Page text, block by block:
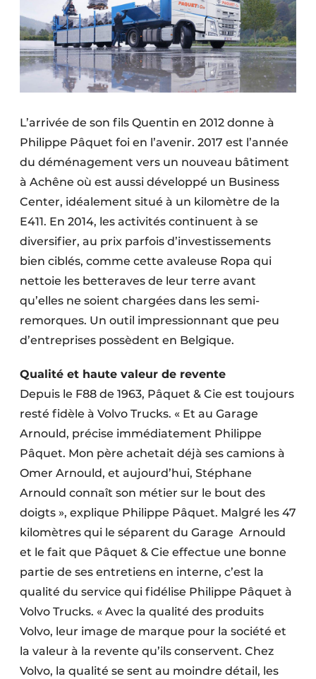
L’arrivée de son fils Quentin en 2012 donne à
Philippe Pâquet foi en l’avenir. 2017 est l’année
du déménagement vers un nouveau bâtiment
à Achêne où est aussi développé un Business
Center, idéalement situé à un kilomètre de la
E411. En 2014, les activités continuent à se
diversifier, au prix parfois d’investissements
bien ciblés, comme cette avaleuse Ropa qui
nettoie les betteraves de leur terre avant
qu’elles ne soient chargées dans les semi-
remorques. Un outil impressionnant que peu
d’entreprises possèdent en Belgique.
Qualité et haute valeur de revente
Depuis le F88 de 1963, Pâquet & Cie est toujours
resté fidèle à Volvo Trucks. « Et au Garage
Arnould, précise immédiatement Philippe
Pâquet. Mon père achetait déjà ses camions à
Omer Arnould, et aujourd’hui, Stéphane
Arnould connaît son métier sur le bout des
doigts », explique Philippe Pâquet. Malgré les 47
kilomètres qui le séparent du Garage Arnould
et le fait que Pâquet & Cie effectue une bonne
partie de ses entretiens en interne, c’est la
qualité du service qui fidélise Philippe Pâquet à
Volvo Trucks. « Avec la qualité des produits
Volvo, leur image de marque pour la société et
la valeur à la revente qu’ils conservent. Chez
Volvo, la qualité se sent au moindre détail, les